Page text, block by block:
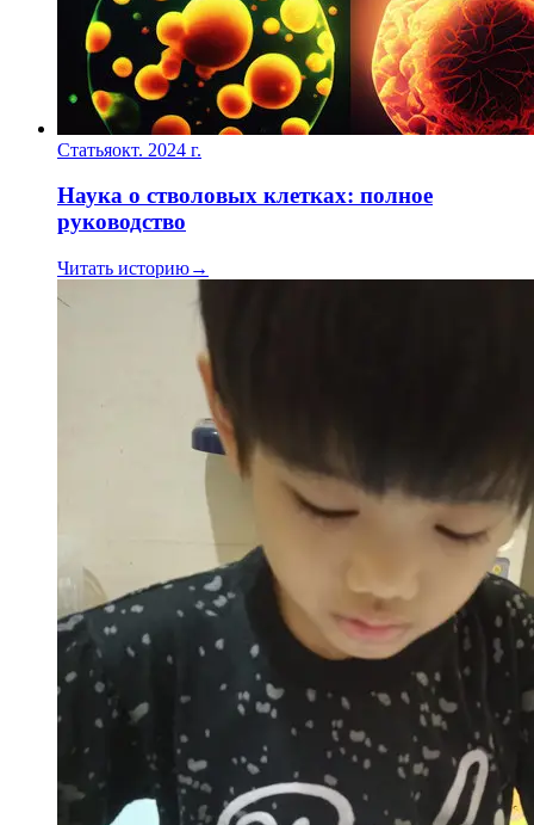
Статьяокт. 2024 г.
Наука о стволовых клетках: полное
руководство
Читать историю→